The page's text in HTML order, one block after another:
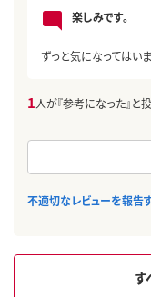
楽しみです。
ずっと気になってはい
1人が『参考になった』と
不適切なレビューを報告
す